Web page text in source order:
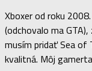
Xboxer od roku
(odchovalo ma
musím pridať Sea of
kvalitná. Môj